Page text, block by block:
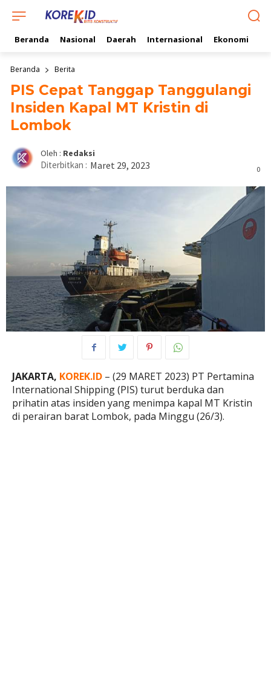
Beranda Nasional Daerah Internasional Ekonomi
Beranda Berita
PIS Cepat Tanggap Tanggulangi
Insiden Kapal MT Kristin di
Lombok
Oleh : Redaksi
0
Diterbitkan : Maret 29, 2023
JAKARTA, KOREK.ID – (29 MARET 2023) PT Pertamina
International Shipping (PIS) turut berduka dan
prihatin atas insiden yang menimpa kapal MT Kristin
di perairan barat Lombok, pada Minggu (26/3).